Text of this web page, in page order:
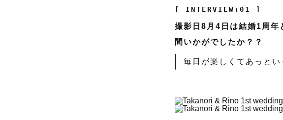
[ INTERVIEW:01 ]
撮影日8月4日は結婚1周
間いかがでしたか？？
毎日が楽しくてあっと